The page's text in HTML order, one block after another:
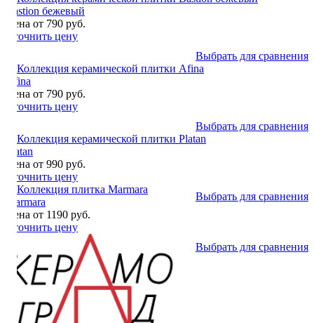
Bastion бежевый
Цена от 790 руб.
Уточнить цену
Выбрать для сравнения
Afina
Цена от 790 руб.
Уточнить цену
Выбрать для сравнения
Platan
Цена от 990 руб.
Уточнить цену
Выбрать для сравнения
Marmara
Цена от 1190 руб.
Уточнить цену
Выбрать для сравнения